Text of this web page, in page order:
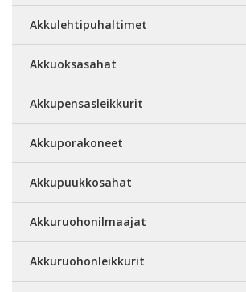
Akkulehtipuhaltimet
Akkuoksasahat
Akkupensasleikkurit
Akkuporakoneet
Akkupuukkosahat
Akkuruohonilmaajat
Akkuruohonleikkurit